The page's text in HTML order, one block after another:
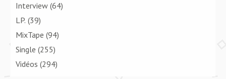
Interview (64)
LP. (39)
MixTape (94)
Single (255)
Vidéos (294)